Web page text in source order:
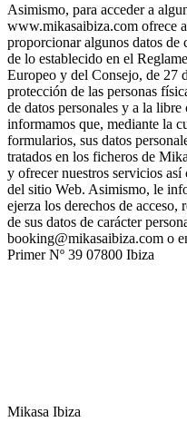
Asimismo, para acceder a
www.mikasaibiza.com ofrece
proporcionar algunos datos de
de lo establecido en el
Europeo y del Consejo, de 27
protección de las personas
de datos personales y a la
informamos que, mediante la
formularios, sus datos
tratados en los ficheros de
y ofrecer nuestros servicios
del sitio Web. Asimismo, le
ejerza los derechos de
de sus datos de carácter
booking@mikasaibiza.com o
Primer Nº 39 07800 Ibiza
Mikasa Ibiza